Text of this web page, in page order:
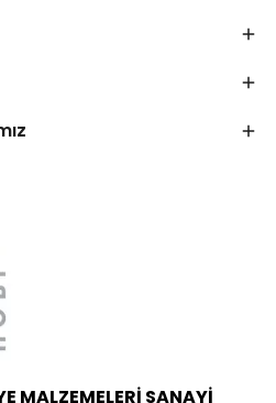
MALZEMELERİ SANAYİ